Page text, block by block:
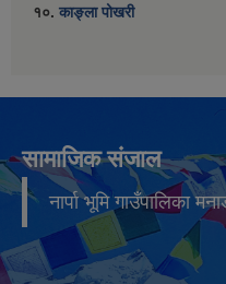
१०. काङ्ला पोखरी
सामाजिक संजाल
नार्पा भूमि गाउँपालिका